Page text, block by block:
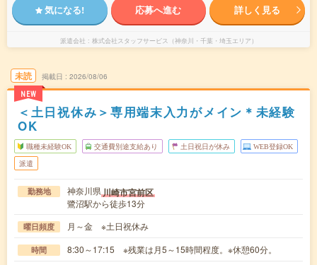
気になる! 応募へ進む 詳しく見る
派遣会社 株式会社スタッフサービス（神奈川・千葉・埼玉エリア）
未読
NEW
掲載日 2026/08/06
＜土日祝休み＞専用端末入力がメイン＊未経験
OK
職種未経験OK 交通費別途支給あり 土日祝日が休み WEB登録OK
派遣
勤務地 神奈川県川崎市宮前区
鷺沼駅から徒歩13分
曜日頻度 月～金 ※土日祝休み
時間 8:30～17:15 ※残業は月5～15時間程度。※休憩60分。